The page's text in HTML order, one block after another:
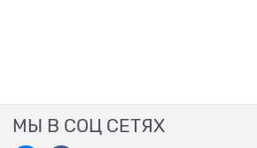
МЫ В СОЦ СЕТЯХ